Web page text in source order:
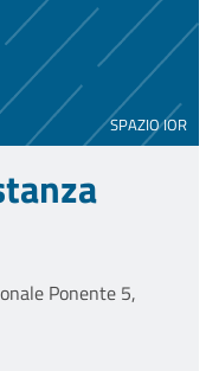
SPAZIO IOR
Ponente 5,